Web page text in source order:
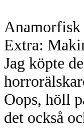
Anamorfisk
Extra:
Jag köpte
Oops, höll
det också